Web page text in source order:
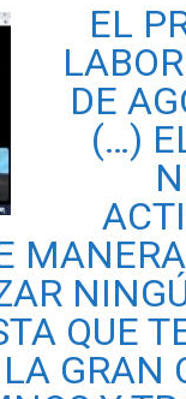
EL
DE
(…)
QUE
GRAN